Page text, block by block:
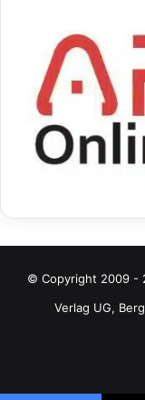
© Copyright 2009 -
Verlag UG,